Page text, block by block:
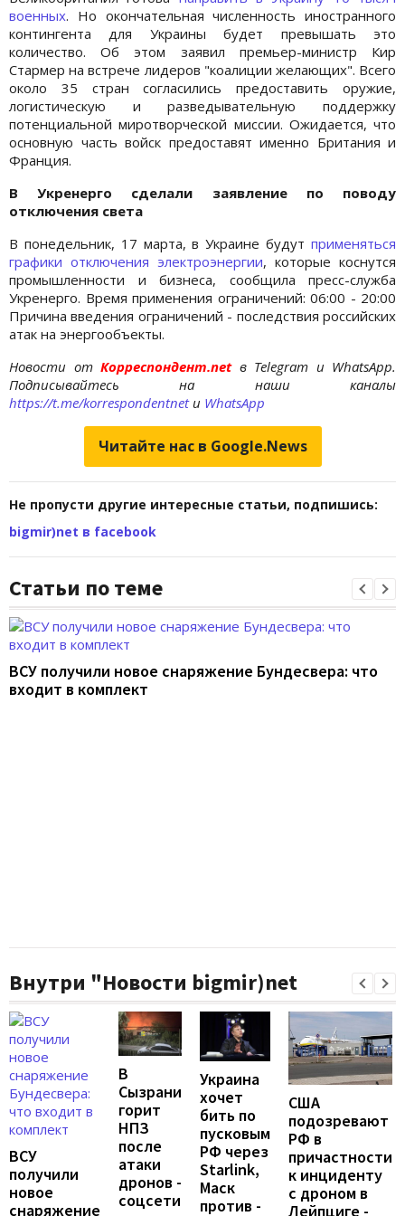
военных. Но окончательная численность иностранного
контингента для Украины будет превышать это
количество. Об этом заявил премьер-министр Кир
Стармер на встрече лидеров "коалиции желающих". Всего
около 35 стран согласились предоставить оружие,
логистическую и разведывательную поддержку
потенциальной миротворческой миссии. Ожидается, что
основную часть войск предоставят именно Британия и
Франция.
В Укренерго сделали заявление по поводу
отключения света
В понедельник, 17 марта, в Украине будут применяться
графики отключения электроэнергии, которые коснутся
промышленности и бизнеса, сообщила пресс-служба
Укренерго. Время применения ограничений: 06:00 - 20:00
Причина введения ограничений - последствия российских
атак на энергообъекты.
Новости отКорреспондент.net в Telegram и WhatsApp.
Подписывайтесь на наши каналы
https://t.me/korrespondentnetи WhatsApp
Читайте нас в Google.News
Не пропусти другие интересные статьи, подпишись:
bigmir)net в facebook
Статьи по теме
ВСУ получили новое снаряжение Бундесвера: что
входит в комплект
Внутри "Новости bigmir)net
ВСУ
получили
новое
снаряжение
В
Сызрани
горит
НПЗ
после
атаки
дронов -
соцсети
Украина
хочет
бить по
пусковым
РФ через
Starlink,
Маск
против -
США
подозревают
РФ в
причастности
к инциденту
с дроном в
Лейпциге -